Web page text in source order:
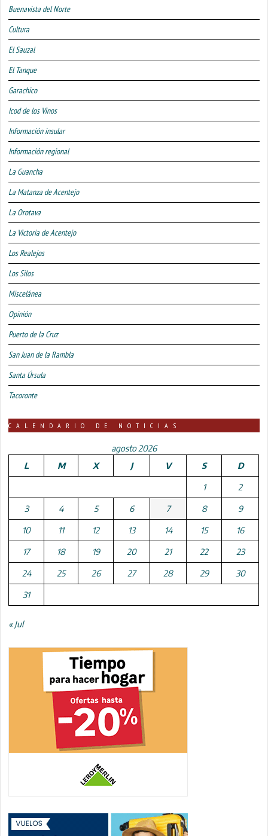
Buenavista del Norte
Cultura
El Sauzal
El Tanque
Garachico
Icod de los Vinos
Información insular
Información regional
La Guancha
La Matanza de Acentejo
La Orotava
La Victoria de Acentejo
Los Realejos
Los Silos
Miscelánea
Opinión
Puerto de la Cruz
San Juan de la Rambla
Santa Úrsula
Tacoronte
CALENDARIO DE NOTICIAS
agosto 2026
L
M X J V S D
1 2
3 4 5 6 7 8 9
10 11 12 13 14 15 16
17 18 19 20 21 22 23
24 25 26 27 28 29 30
31
« Jul